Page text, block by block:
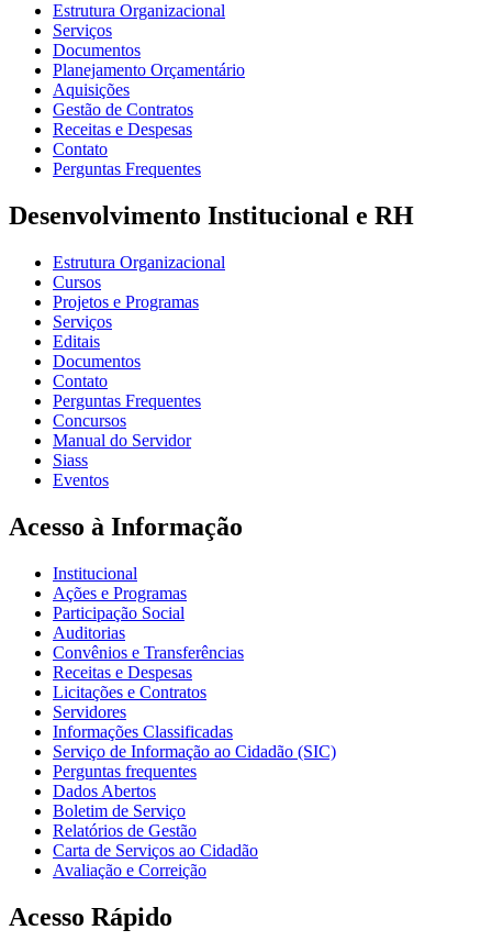
Estrutura Organizacional
Serviços
Documentos
Planejamento Orçamentário
Aquisições
Gestão de Contratos
Receitas e Despesas
Contato
Perguntas Frequentes
Desenvolvimento Institucional e RH
Estrutura Organizacional
Cursos
Projetos e Programas
Serviços
Editais
Documentos
Contato
Perguntas Frequentes
Concursos
Manual do Servidor
Siass
Eventos
Acesso à Informação
Institucional
Ações e Programas
Participação Social
Auditorias
Convênios e Transferências
Receitas e Despesas
Licitações e Contratos
Servidores
Informações Classificadas
Serviço de Informação ao Cidadão (SIC)
Perguntas frequentes
Dados Abertos
Boletim de Serviço
Relatórios de Gestão
Carta de Serviços ao Cidadão
Avaliação e Correição
Acesso Rápido